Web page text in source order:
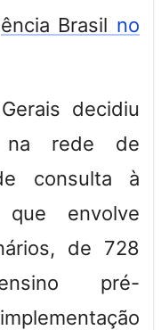
Brasil no
decidiu
na rede de
consulta à
que envolve
de 728
pré-